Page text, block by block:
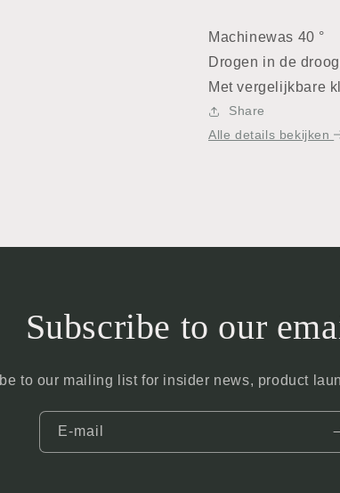
Machinewas 40 °
Drogen in de
Met vergelijkbare
Share
Alle details bekijken
Subscribe to our
to our mailing list for insider news, product
E‑mail